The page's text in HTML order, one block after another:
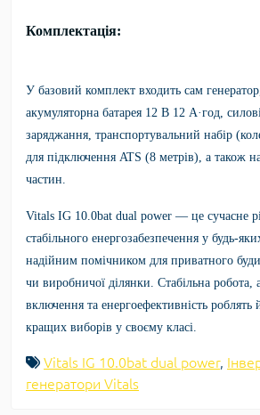
Комплектація:
У базовий комплект входить сам
акумуляторна батарея 12 В 12 А·год,
заряджання, транспортувальний набір
для підключення ATS (8 метрів), а також
частин.
Vitals IG 10.0bat dual power — це сучасне
стабільного енергозабезпечення у будь-
надійним помічником для приватного
чи виробничої ділянки. Стабільна робота,
включення та енергоефективність роблять
кращих виборів у своєму класі.
Vitals IG 10.0bat dual power,
генератори Vitals